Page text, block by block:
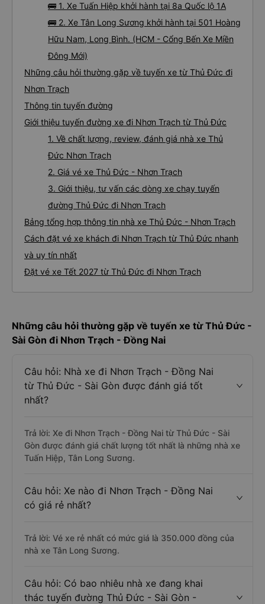
🚌 1. Xe Tuấn Hiệp khởi hành tại 8a Quốc lộ 1A
🚌 2. Xe Tân Long Sương khởi hành tại 501 Hoàng
Hữu Nam, Long Bình. (HCM - Cổng Bến Xe Miền
Đông Mới)
Những câu hỏi thường gặp về tuyến xe từ Thủ Đức đi
Nhơn Trạch
Thông tin tuyến đường
Giới thiệu tuyến đường xe đi Nhơn Trạch từ Thủ Đức
1. Về chất lượng, review, đánh giá nhà xe Thủ
Đức Nhơn Trạch
2. Giá vé xe Thủ Đức - Nhơn Trạch
3. Giới thiệu, tư vấn các dòng xe chạy tuyến
đường Thủ Đức đi Nhơn Trạch
Bảng tổng hợp thông tin nhà xe Thủ Đức - Nhơn Trạch
Cách đặt vé xe khách đi Nhơn Trạch từ Thủ Đức nhanh
và uy tín nhất
Đặt vé xe Tết 2027 từ Thủ Đức đi Nhơn Trạch
Những câu hỏi thường gặp về tuyến xe từ Thủ Đức -
Sài Gòn đi Nhơn Trạch - Đồng Nai
Câu hỏi: Nhà xe đi Nhơn Trạch - Đồng Nai
từ Thủ Đức - Sài Gòn được đánh giá tốt
nhất?
Trả lời: Xe đi Nhơn Trạch - Đồng Nai từ Thủ Đức - Sài
Gòn được đánh giá chất lượng tốt nhất là những nhà xe
Tuấn Hiệp, Tân Long Sương.
Câu hỏi: Xe nào đi Nhơn Trạch - Đồng Nai
có giá rẻ nhất?
Trả lời: Vé xe rẻ nhất có mức giá là 350.000 đồng của
nhà xe Tân Long Sương.
Câu hỏi: Có bao nhiêu nhà xe đang khai
thác tuyến đường Thủ Đức - Sài Gòn -